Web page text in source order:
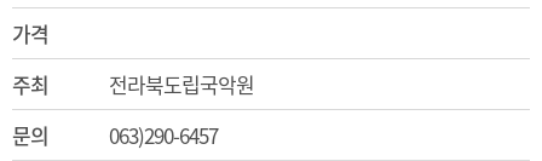
가격
주최
전라북도립국악원
문의
063)290-6457